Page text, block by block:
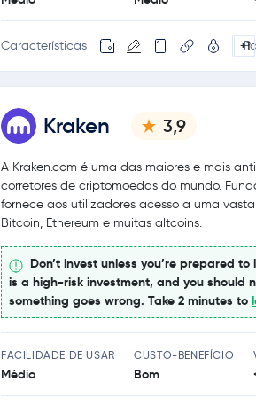
Características +1
Kraken 3,9
A Kraken.com é uma das maiores e mais
corretores de criptomoedas do mundo.
fornece aos utilizadores acesso a uma
Bitcoin, Ethereum e muitas altcoins.
Don’t invest unless you’re prepared
is a high-risk investment, and you should
something goes wrong. Take 2 minutes to
FACILIDADE DE USAR
Médio
CUSTO-BENEFÍCIO
Bom